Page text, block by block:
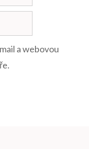
a webovou